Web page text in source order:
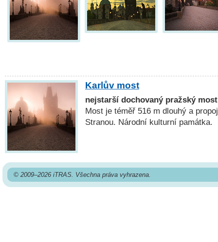
Karlův most
nejstarší dochovaný pražský
Most je téměř 516 m dlouhý a
Stranou. Národní kulturní památka.
© 2009–2026 iTRAS. Všechna práva vyhrazena.